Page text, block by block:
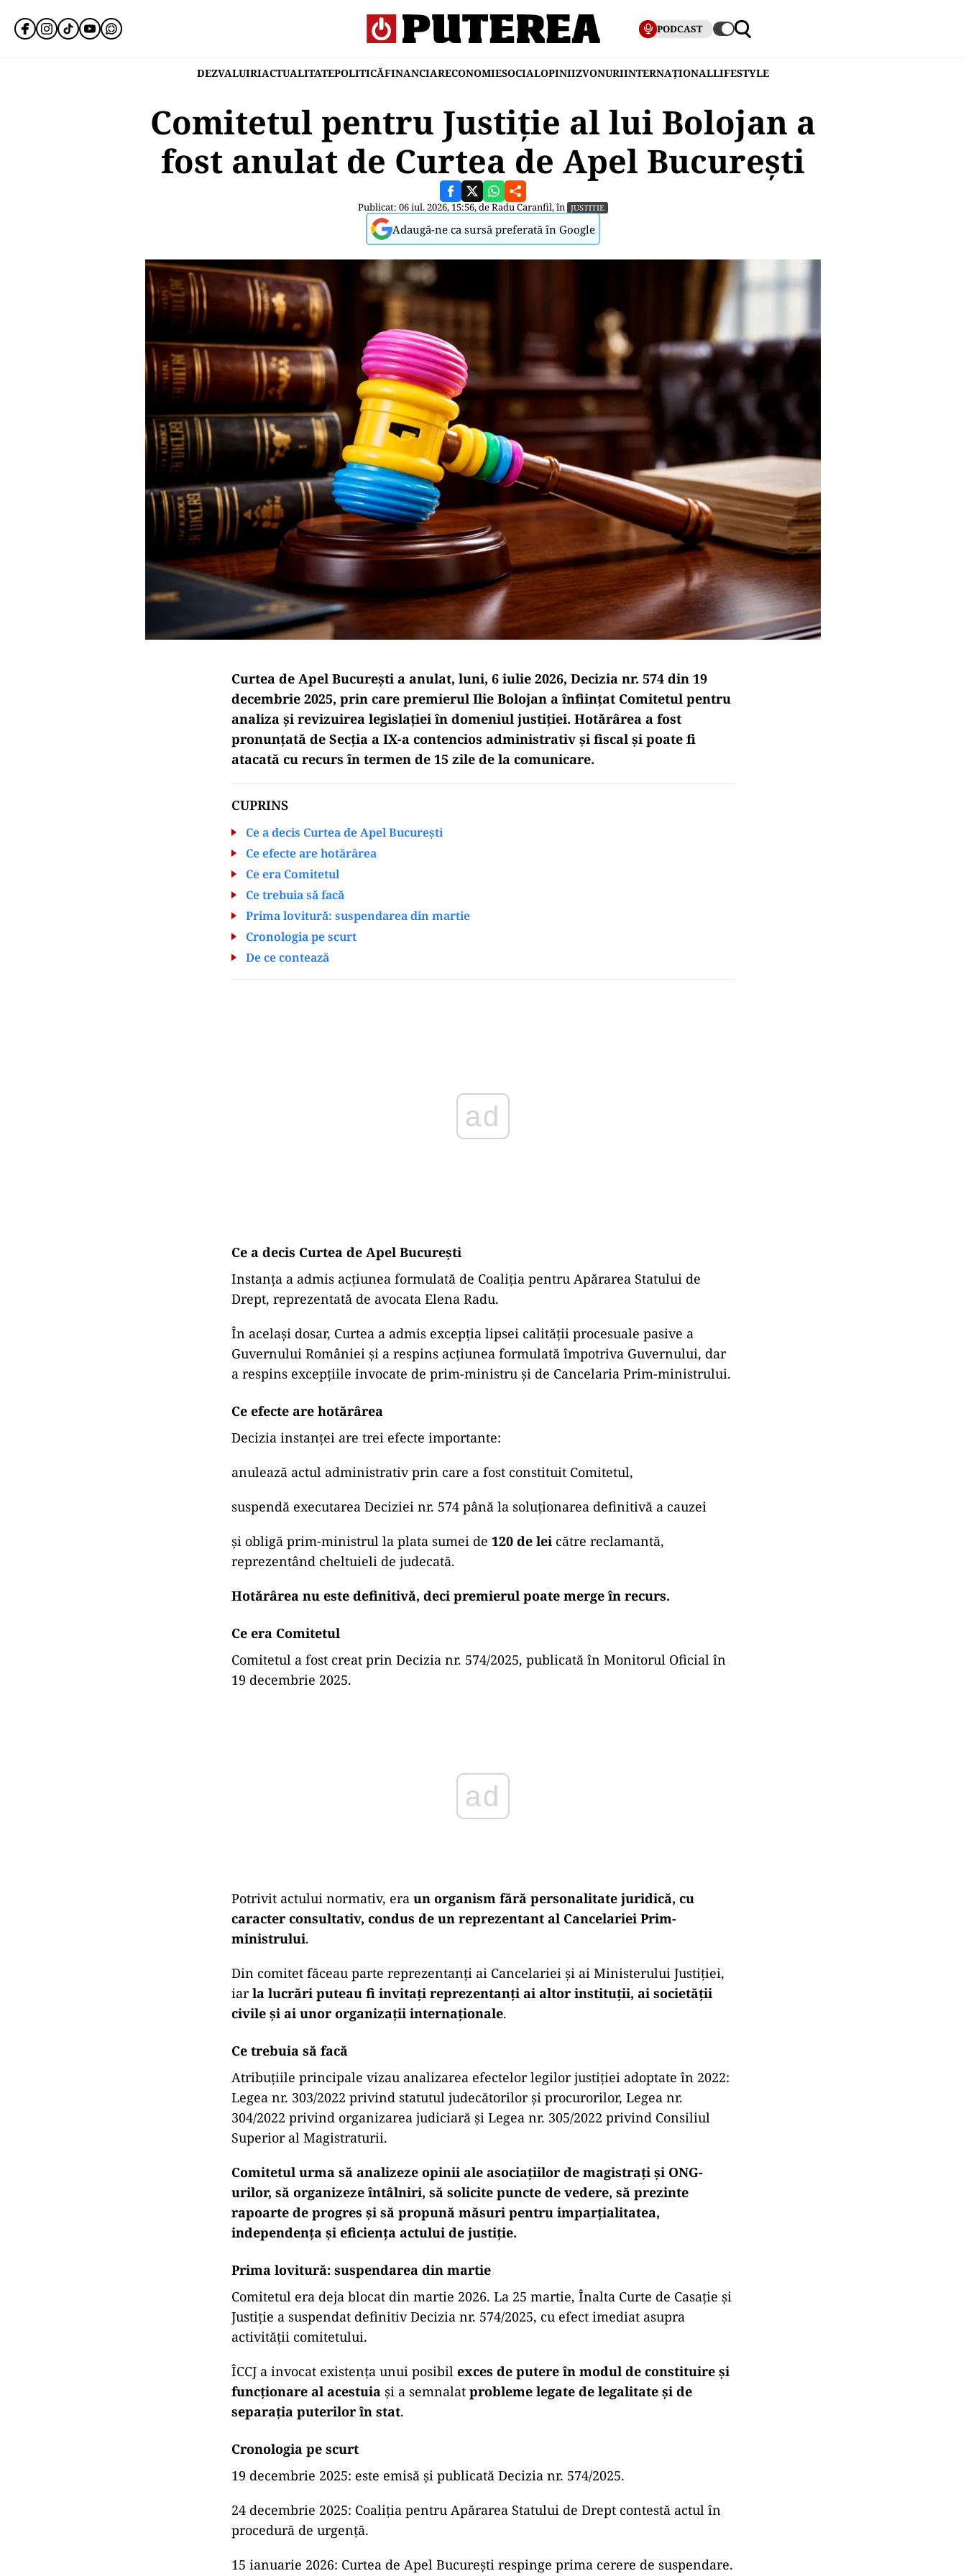
PODCAST
DEZVALUIRIACTUALITATEPOLITICĂFINANCIARECONOMIESOCIALOPINIIZVONURIINTERNAȚIONALLIFESTYLE
Comitetul pentru Justiție al lui Bolojan a
fost anulat de Curtea de Apel București
Publicat: 06 iul. 2026, 15:56, deRadu Caranfil, în JUSTITIE
Adaugă-ne ca sursă preferată în Google
Curtea de Apel București a anulat, luni, 6 iulie 2026, Decizia nr. 574 din 19
decembrie 2025, prin care premierul Ilie Bolojan a înființat Comitetul pentru
analiza și revizuirea legislației în domeniul justiției. Hotărârea a fost
pronunțată de Secția a IX-a contencios administrativ și fiscal și poate fi
atacată cu recurs în termen de 15 zile de la comunicare.
CUPRINS
Ce a decis Curtea de Apel București
Ce efecte are hotărârea
Ce era Comitetul
Ce trebuia să facă
Prima lovitură: suspendarea din martie
Cronologia pe scurt
De ce contează
Ce a decis Curtea de Apel București
Instanța a admis acțiunea formulată de Coaliția pentru Apărarea Statului de
Drept, reprezentată de avocata Elena Radu.
În același dosar, Curtea a admis excepția lipsei calității procesuale pasive a
Guvernului României și a respins acțiunea formulată împotriva Guvernului, dar
a respins excepțiile invocate de prim-ministru și de Cancelaria Prim-ministrului.
Ce efecte are hotărârea
Decizia instanței are trei efecte importante:
anulează actul administrativ prin care a fost constituit Comitetul,
suspendă executarea Deciziei nr. 574 până la soluționarea definitivă a cauzei
și obligă prim-ministrul la plata sumei de 120 de lei către reclamantă,
reprezentând cheltuieli de judecată.
Hotărârea nu este definitivă, deci premierul poate merge în recurs.
Ce era Comitetul
Comitetul a fost creat prin Decizia nr. 574/2025, publicată în Monitorul Oficial în
19 decembrie 2025.
ad
Potrivit actului normativ, era un organism fără personalitate juridică, cu
caracter consultativ, condus de un reprezentant al Cancelariei Prim-
ministrului.
Din comitet făceau parte reprezentanți ai Cancelariei și ai Ministerului Justiției,
iarla lucrări puteau fi invitați reprezentanți ai altor instituții, ai societății
civile și ai unor organizații internaționale.
Ce trebuia să facă
Atribuțiile principale vizau analizarea efectelor legilor justiției adoptate în 2022:
Legea nr. 303/2022 privind statutul judecătorilor și procurorilor, Legea nr.
304/2022 privind organizarea judiciară și Legea nr. 305/2022 privind Consiliul
Superior al Magistraturii.
Comitetul urma să analizeze opinii ale asociațiilor de magistrați și ONG-
urilor, să organizeze întâlniri, să solicite puncte de vedere, să prezinte
rapoarte de progres și să propună măsuri pentru imparțialitatea,
independența și eficiența actului de justiție.
Prima lovitură: suspendarea din martie
Comitetul era deja blocat din martie 2026. La 25 martie, Înalta Curte de Casație și
Justiție a suspendat definitiv Decizia nr. 574/2025, cu efect imediat asupra
activității comitetului.
ÎCCJ a invocat existența unui posibil exces de putere în modul de constituire și
funcționare al acestuia și a semnalat probleme legate de legalitate și de
separația puterilor în stat.
Cronologia pe scurt
19 decembrie 2025: este emisă și publicată Decizia nr. 574/2025.
24 decembrie 2025: Coaliția pentru Apărarea Statului de Drept contestă actul în
procedură de urgență.
15 ianuarie 2026: Curtea de Apel București respinge prima cerere de suspendare.